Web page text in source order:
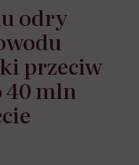
odry
przeciw
40 mln